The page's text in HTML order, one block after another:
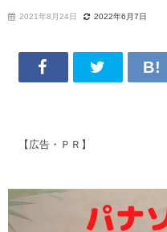
2021年8月24日 2022年6月7日
【広告・ＰＲ】